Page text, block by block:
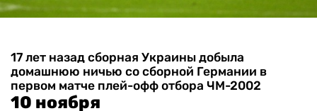
17 лет назад сборная Украины добыла
домашнюю ничью со сборной Германии в
первом матче плей-офф отбора ЧМ-2002
10 ноября